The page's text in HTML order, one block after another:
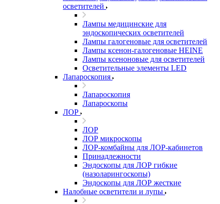
осветителей
Лампы медицинские для
эндоскопических осветителей
Лампы галогеновые для осветителей
Лампы ксенон-галогеновые HEINE
Лампы ксеноновые для осветителей
Осветительные элементы LED
Лапароскопия
Лапароскопия
Лапароскопы
ЛОР
ЛОР
ЛОР микроскопы
ЛОР-комбайны для ЛОР-кабинетов
Принадлежности
Эндоскопы для ЛОР гибкие
(назоларингоскопы)
Эндоскопы для ЛОР жесткие
Налобные осветители и лупы